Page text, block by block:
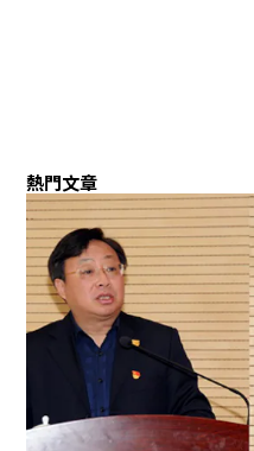
熱門文章